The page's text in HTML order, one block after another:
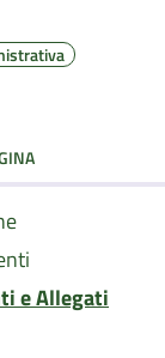
e Allegati